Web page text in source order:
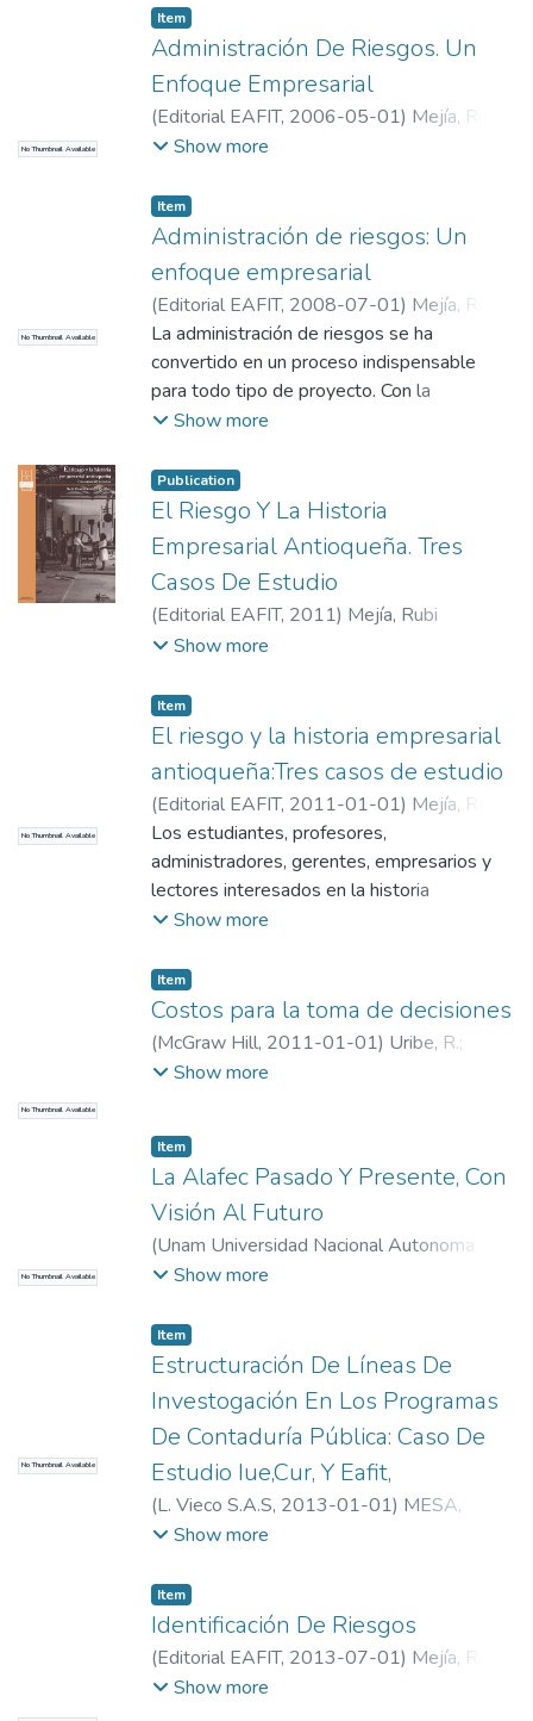
Información y Gestión
No Thumbnail Available
Item
Administración De Riesgos. Un
Enfoque Empresarial
(Editorial EAFIT, 2006-05-01) Mejía, Rubi
Consuelo;Universidad EAFIT.
Información y Gestión
Show more
No Thumbnail Available
Item
Administración de riesgos: Un
enfoque empresarial
(Editorial EAFIT, 2008-07-01) Mejía, Rubi
Consuelo;Universidad EAFIT.
Departamento de Administración;
Información y Gestión
La administración de riesgos se ha
convertido en un proceso indispensable
para todo tipo de proyecto. Con la
globalización de la economía ?las
terroristas y los acontecimientos
inesperados de quiebras de empresas?
Show more
Publication
El Riesgo Y La Historia
Empresarial Antioqueña. Tres
Casos De Estudio
(Editorial EAFIT, 2011) Mejía, Rubi
Consuelo;Universidad EAFIT.
Información y Gestión
Show more
No Thumbnail Available
Item
El riesgo y la historia empresarial
antioqueña:Tres casos de estudio
(Editorial EAFIT, 2011-01-01) Mejía, Rubi
Consuelo;Universidad EAFIT.
Departamento de Administración;
Información y Gestión
Los estudiantes, profesores,
administradores, gerentes, empresarios y
lectores interesados en la historia
económica y empresarial de la región y el
estudio y reflexión.
Show more
No Thumbnail Available
Item
Costos para la toma de decisiones
(McGraw Hill, 2011-01-01) Uribe, R.;
Universidad EAFIT. Departamento de
Show more
No Thumbnail Available
Item
La Alafec Pasado Y Presente, Con
Visión Al Futuro
(Unam Universidad Nacional Autonoma De
Mexico,2012-10-01
Administración
Show more
No Thumbnail Available
Item
Estructuración De Líneas De
Investogación En Los Programas
De Contaduría Pública: Caso De
Estudio Iue,Cur, Y Eafit,
(L. Vieco S.A.S, 2013-01-01) MESA,
GLORIA STELLA
Información y Gestión
Show more
Item
Identificación De Riesgos
(Editorial EAFIT, 2013-07-01) Mejía, Rubi
Consuelo;Universidad EAFIT.
Show more